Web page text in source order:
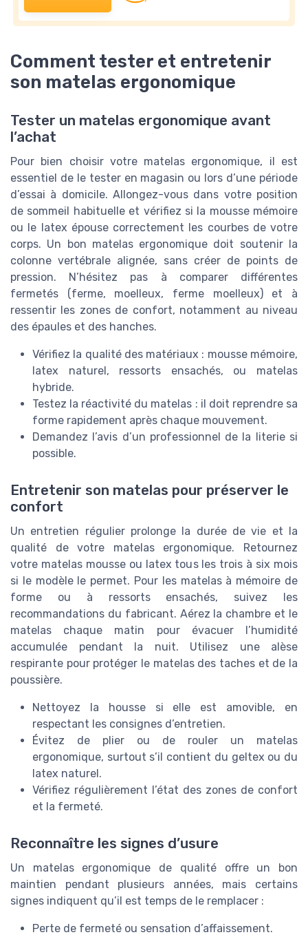
Comment tester et entretenir
son matelas ergonomique
Tester un matelas ergonomique avant
l’achat
Pour bien choisir votre matelas ergonomique, il est
essentiel de le tester en magasin ou lors d’une période
d’essai à domicile. Allongez-vous dans votre position
de sommeil habituelle et vérifiez si la mousse mémoire
ou le latex épouse correctement les courbes de votre
corps. Un bon matelas ergonomique doit soutenir la
colonne vertébrale alignée, sans créer de points de
pression. N’hésitez pas à comparer différentes
fermetés (ferme, moelleux, ferme moelleux) et à
ressentir les zones de confort, notamment au niveau
des épaules et des hanches.
Vérifiez la qualité des matériaux : mousse mémoire,
latex naturel, ressorts ensachés, ou matelas
hybride.
Testez la réactivité du matelas : il doit reprendre sa
forme rapidement après chaque mouvement.
Demandez l’avis d’un professionnel de la literie si
possible.
Entretenir son matelas pour préserver le
confort
Un entretien régulier prolonge la durée de vie et la
qualité de votre matelas ergonomique. Retournez
votre matelas mousse ou latex tous les trois à six mois
si le modèle le permet. Pour les matelas à mémoire de
forme ou à ressorts ensachés, suivez les
recommandations du fabricant. Aérez la chambre et le
matelas chaque matin pour évacuer l’humidité
accumulée pendant la nuit. Utilisez une alèse
respirante pour protéger le matelas des taches et de la
poussière.
Nettoyez la housse si elle est amovible, en
respectant les consignes d’entretien.
Évitez de plier ou de rouler un matelas
ergonomique, surtout s’il contient du geltex ou du
latex naturel.
Vérifiez régulièrement l’état des zones de confort
et la fermeté.
Reconnaître les signes d’usure
Un matelas ergonomique de qualité offre un bon
maintien pendant plusieurs années, mais certains
signes indiquent qu’il est temps de le remplacer :
Perte de fermeté ou sensation d’affaissement.